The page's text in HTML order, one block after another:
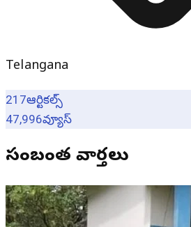
Telangana
217ఆర్టికల్స్
47,996వ్యూస్
సంబంధిత వార్తలు